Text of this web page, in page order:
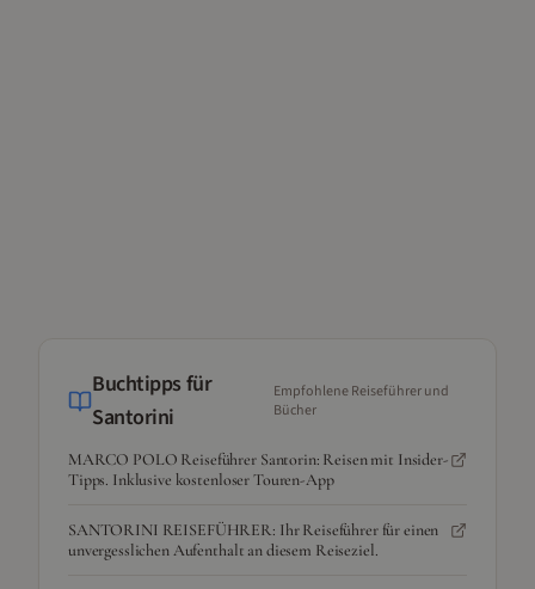
Buchtipps für
Santorini
Empfohlene Reiseführer und
Bücher
MARCO POLO Reiseführer Santorin: Reisen mit Insider-
Tipps. Inklusive kostenloser Touren-App
SANTORINI REISEFÜHRER: Ihr Reiseführer für einen
unvergesslichen Aufenthalt an diesem Reiseziel.